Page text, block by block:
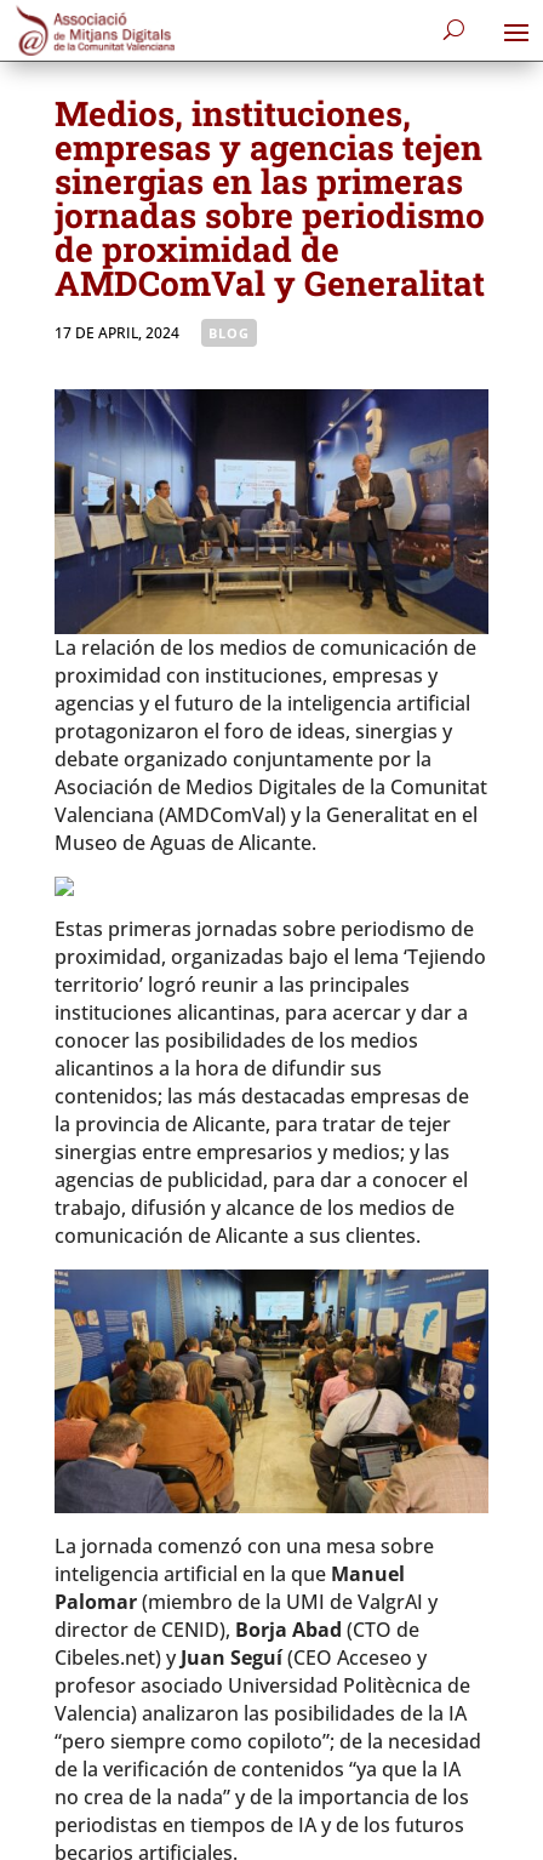
Medios, instituciones,
empresas y agencias tejen
sinergias en las primeras
jornadas sobre periodismo
de proximidad de
AMDComVal y Generalitat
17 DE APRIL, 2024| BLOG
La relación de los medios de comunicación de
proximidad con instituciones, empresas y
agencias y el futuro de la inteligencia artificial
protagonizaron el foro de ideas, sinergias y
debate organizado conjuntamente por la
Asociación de Medios Digitales de la Comunitat
Valenciana (AMDComVal) y la Generalitat en el
Museo de Aguas de Alicante.
Estas primeras jornadas sobre periodismo de
proximidad, organizadas bajo el lema ‘Tejiendo
territorio’ logró reunir a las principales
instituciones alicantinas, para acercar y dar a
conocer las posibilidades de los medios
alicantinos a la hora de difundir sus
contenidos; las más destacadas empresas de
la provincia de Alicante, para tratar de tejer
sinergias entre empresarios y medios; y las
agencias de publicidad, para dar a conocer el
trabajo, difusión y alcance de los medios de
comunicación de Alicante a sus clientes.
La jornada comenzó con una mesa sobre
inteligencia artificial en la que Manuel
Palomar(miembro de la UMI de ValgrAI y
director de CENID), Borja Abad (CTO de
Cibeles.net) y Juan Seguí(CEO Acceseo y
profesor asociado Universidad Politècnica de
Valencia) analizaron las posibilidades de la IA
“pero siempre como copiloto”; de la necesidad
de la verificación de contenidos “ya que la IA
no crea de la nada” y de la importancia de los
periodistas en tiempos de IA y de los futuros
becarios artificiales.